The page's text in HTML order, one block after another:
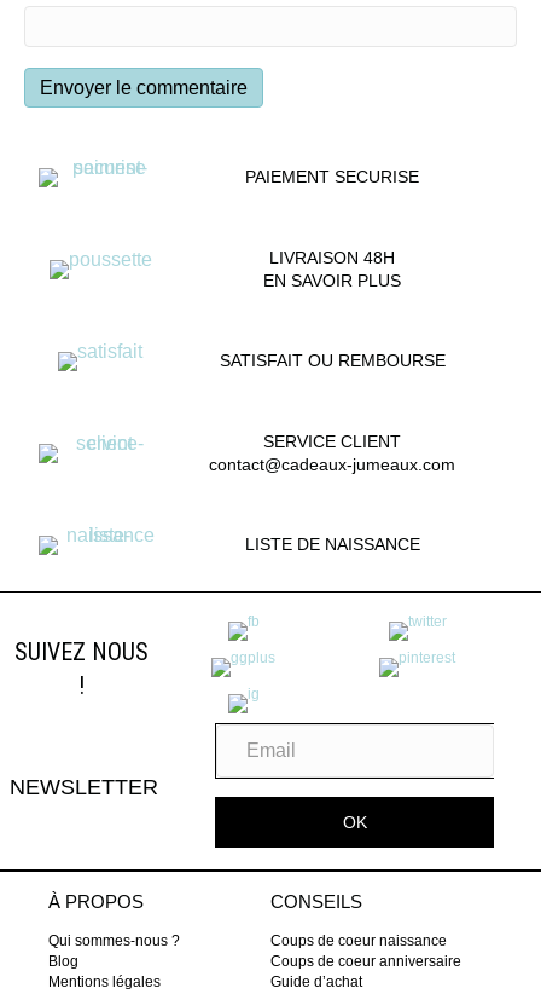
PAIEMENT SECURISE
LIVRAISON 48H
EN SAVOIR PLUS
SATISFAIT OU REMBOURSE
SERVICE CLIENT
contact@cadeaux-jumeaux.com
LISTE DE NAISSANCE
SUIVEZ NOUS
!
NEWSLETTER
OK
À PROPOS
Qui sommes-nous ?
Blog
Mentions légales
CONSEILS
Coups de coeur naissance
Coups de coeur anniversaire
Guide d’achat